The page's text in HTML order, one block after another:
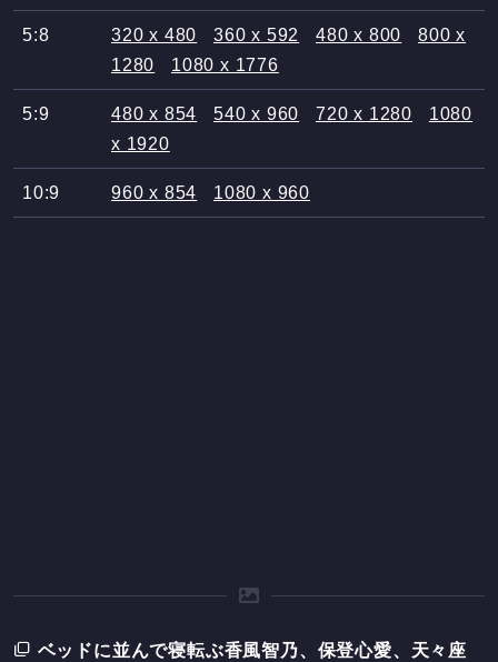
5:8 320 x 480 360 x 592 480 x 800
800 x
1280
1080 x 1776
5:9 480 x 854 540 x 960 720 x 1280
1080
x 1920
10:9 960 x 854 1080 x 960
ベッドに並んで寝転ぶ香風智乃、保登心愛、天々座